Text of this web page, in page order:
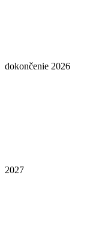
dokončenie 2026
2027